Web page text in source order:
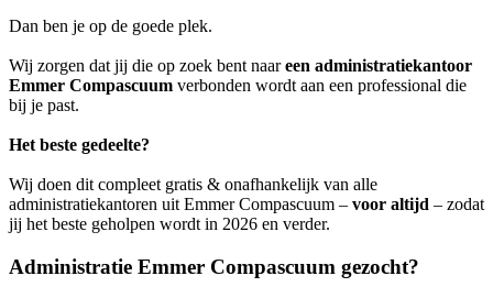
Dan ben je op de goede plek.
Wij zorgen dat jij die op zoek bent naareen administratiekantoor
Emmer Compascuum verbonden wordt aan een professional die
bij je past.
Het beste gedeelte?
Wij doen dit compleet gratis & onafhankelijk van alle
administratiekantoren uit Emmer Compascuum – voor altijd – zodat
jij het beste geholpen wordt in 2026 en verder.
Administratie Emmer Compascuum gezocht?